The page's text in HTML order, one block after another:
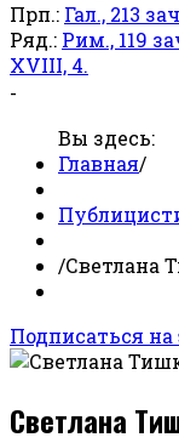
Прп.: Гал., 213
Ряд.: Рим., 119
XVIII, 4.
-
Вы здесь:
Главная/
/Светлана
Подписаться на
Светлана